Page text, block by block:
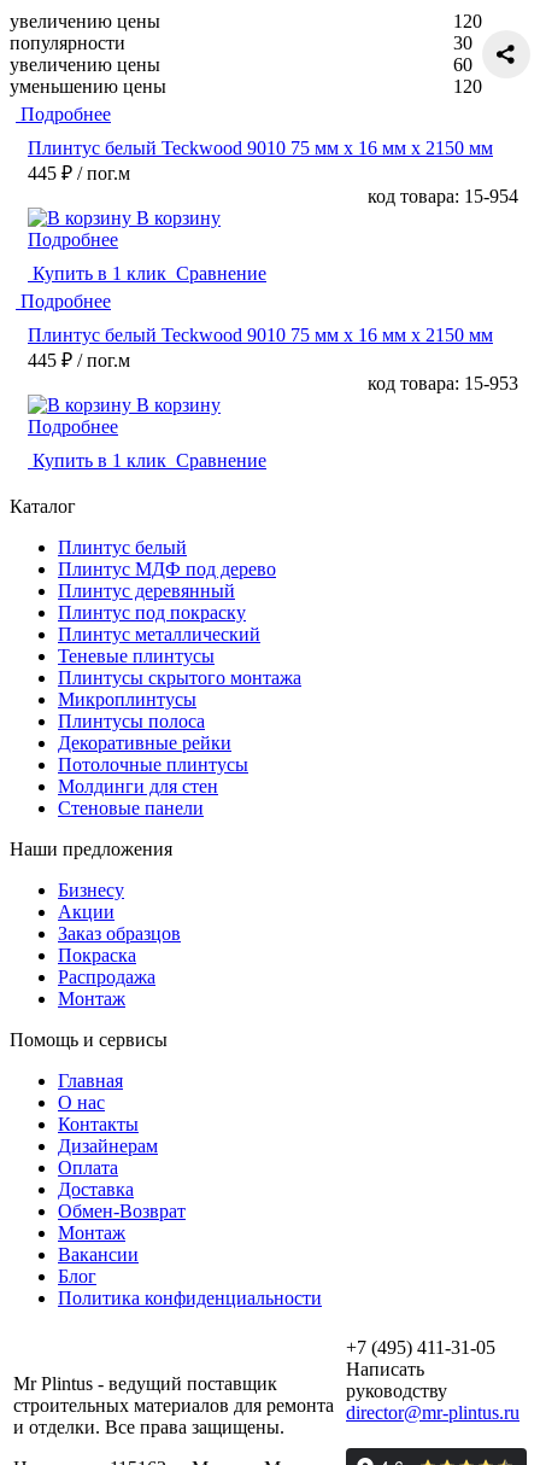
увеличению цены
популярности
увеличению цены
уменьшению цены
120
30
60
120
Подробнее
Плинтус белый Teckwood 9010 75 мм х 16 мм х 2150 мм
445 ₽ / пог.м
код товара: 15-954
В корзину
Подробнее
Купить в 1 клик Сравнение
Подробнее
Плинтус белый Teckwood 9010 75 мм х 16 мм х 2150 мм
445 ₽ / пог.м
код товара: 15-953
В корзину
Подробнее
Купить в 1 клик Сравнение
Каталог
Плинтус белый
Плинтус МДФ под дерево
Плинтус деревянный
Плинтус под покраску
Плинтус металлический
Теневые плинтусы
Плинтусы скрытого монтажа
Микроплинтусы
Плинтусы полоса
Декоративные рейки
Потолочные плинтусы
Молдинги для стен
Стеновые панели
Наши предложения
Бизнесу
Акции
Заказ образцов
Покраска
Распродажа
Монтаж
Помощь и сервисы
Главная
О нас
Контакты
Дизайнерам
Оплата
Доставка
Обмен-Возврат
Монтаж
Вакансии
Блог
Политика конфиденциальности
Mr Plintus - ведущий поставщик
строительных материалов для ремонта
и отделки. Все права защищены.
+7 (495) 411-31-05
Написать
руководству
director@mr-plintus.ru